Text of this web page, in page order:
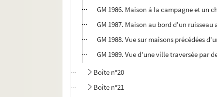
GM 1986. Maison à la campagne et un
GM 1987. Maison au bord d'un
GM 1988. Vue sur maisons précédées
GM 1989. Vue d'une ville traversée par
Boîte n°20
Boîte n°21